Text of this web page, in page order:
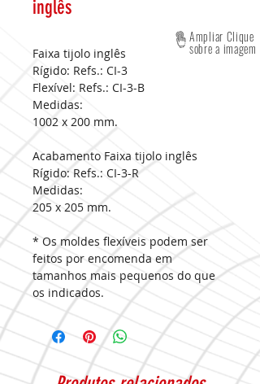
inglês
Faixa tijolo inglês
Rígido: Refs.: CI-3
Flexível: Refs.: CI-3-B
Medidas:
1002 x 200 mm.
Acabamento Faixa tijolo inglês
Rígido: Refs.: CI-3-R
Medidas:
205 x 205 mm.
* Os moldes flexíveis podem ser
feitos por encomenda em
tamanhos mais pequenos do que
os indicados.
Ampliar Clique
sobre a imagem